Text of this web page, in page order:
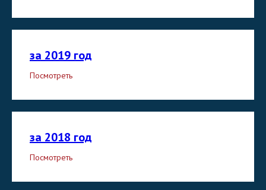
за 2019 год
Посмотреть
за 2018 год
Посмотреть